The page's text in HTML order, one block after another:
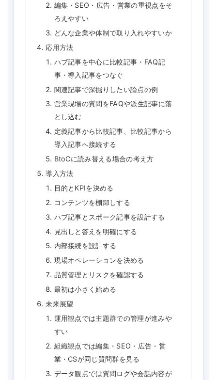
編集・SEO・広告・営業の重視点をそ
ろえやすい
どんな企業や体制で取り入れやすいか
応用方法
ハブ記事を中心に比較記事・FAQ記
事・導入記事をつなぐ
関連記事で深掘りしたい論点の例
営業現場の質問をFAQや派生記事に落
とし込む
定義記事から比較記事、比較記事から
導入記事へ接続する
BtoCに読み替える場合の考え方
導入方法
目的とKPIを決める
コンテンツを棚卸しする
ハブ記事とスポーク記事を設計する
見出しと答えを明確にする
内部接続を設計する
現場オペレーションを決める
品質管理とリスクを確認する
最初は小さく始める
未来展望
運用観点では主題群での管理が進みや
すい
組織観点では編集・SEO・広告・営
業・CSが同じ質問群を見る
データ観点では質問ログや会話内容が